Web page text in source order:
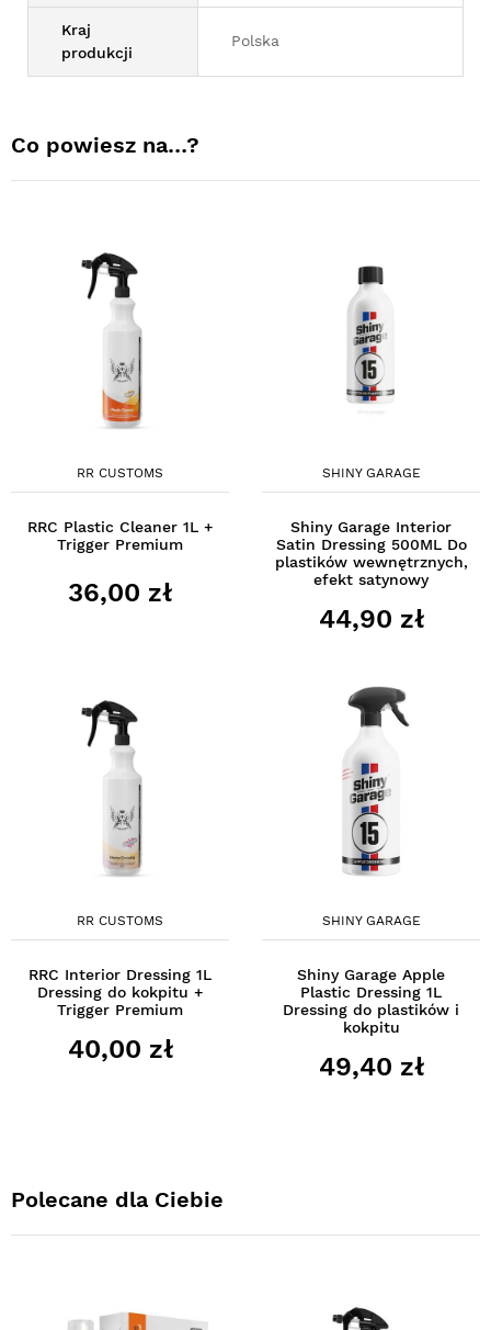
Kraj
produkcji
Polska
Co powiesz na…?
RR CUSTOMS
RRC Plastic Cleaner 1L +
Trigger Premium
36,00 zł
SHINY GARAGE
Shiny Garage Interior
Satin Dressing 500ML Do
plastików wewnętrznych,
efekt satynowy
44,90 zł
RR CUSTOMS
RRC Interior Dressing 1L
Dressing do kokpitu +
Trigger Premium
40,00 zł
SHINY GARAGE
Shiny Garage Apple
Plastic Dressing 1L
Dressing do plastików i
kokpitu
49,40 zł
Polecane dla Ciebie